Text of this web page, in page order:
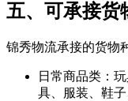
五、可承接货
锦秀物流承接的货物
日常商品类：
具、服装、鞋